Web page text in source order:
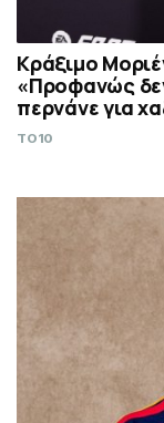
Κράξιμο
«Προφανώς
περνάνε για
TO10